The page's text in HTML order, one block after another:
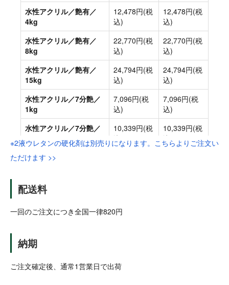
※2液ウレタンの硬化剤は別売りになります。こちらよりご注文い
ただけます >>
配送料
一回のご注文につき全国一律820円
納期
ご注文確定後、通常1営業日で出荷